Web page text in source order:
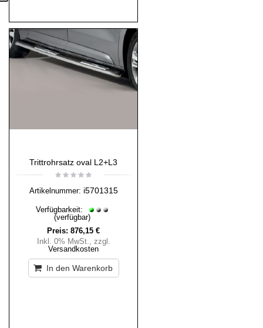
Trittrohrsatz oval L2+L3
Artikelnummer: i5701315
Verfügbarkeit:
(verfügbar)
Preis: 876,15 €
Inkl. 0% MwSt., zzgl.
Versandkosten
In den Warenkorb